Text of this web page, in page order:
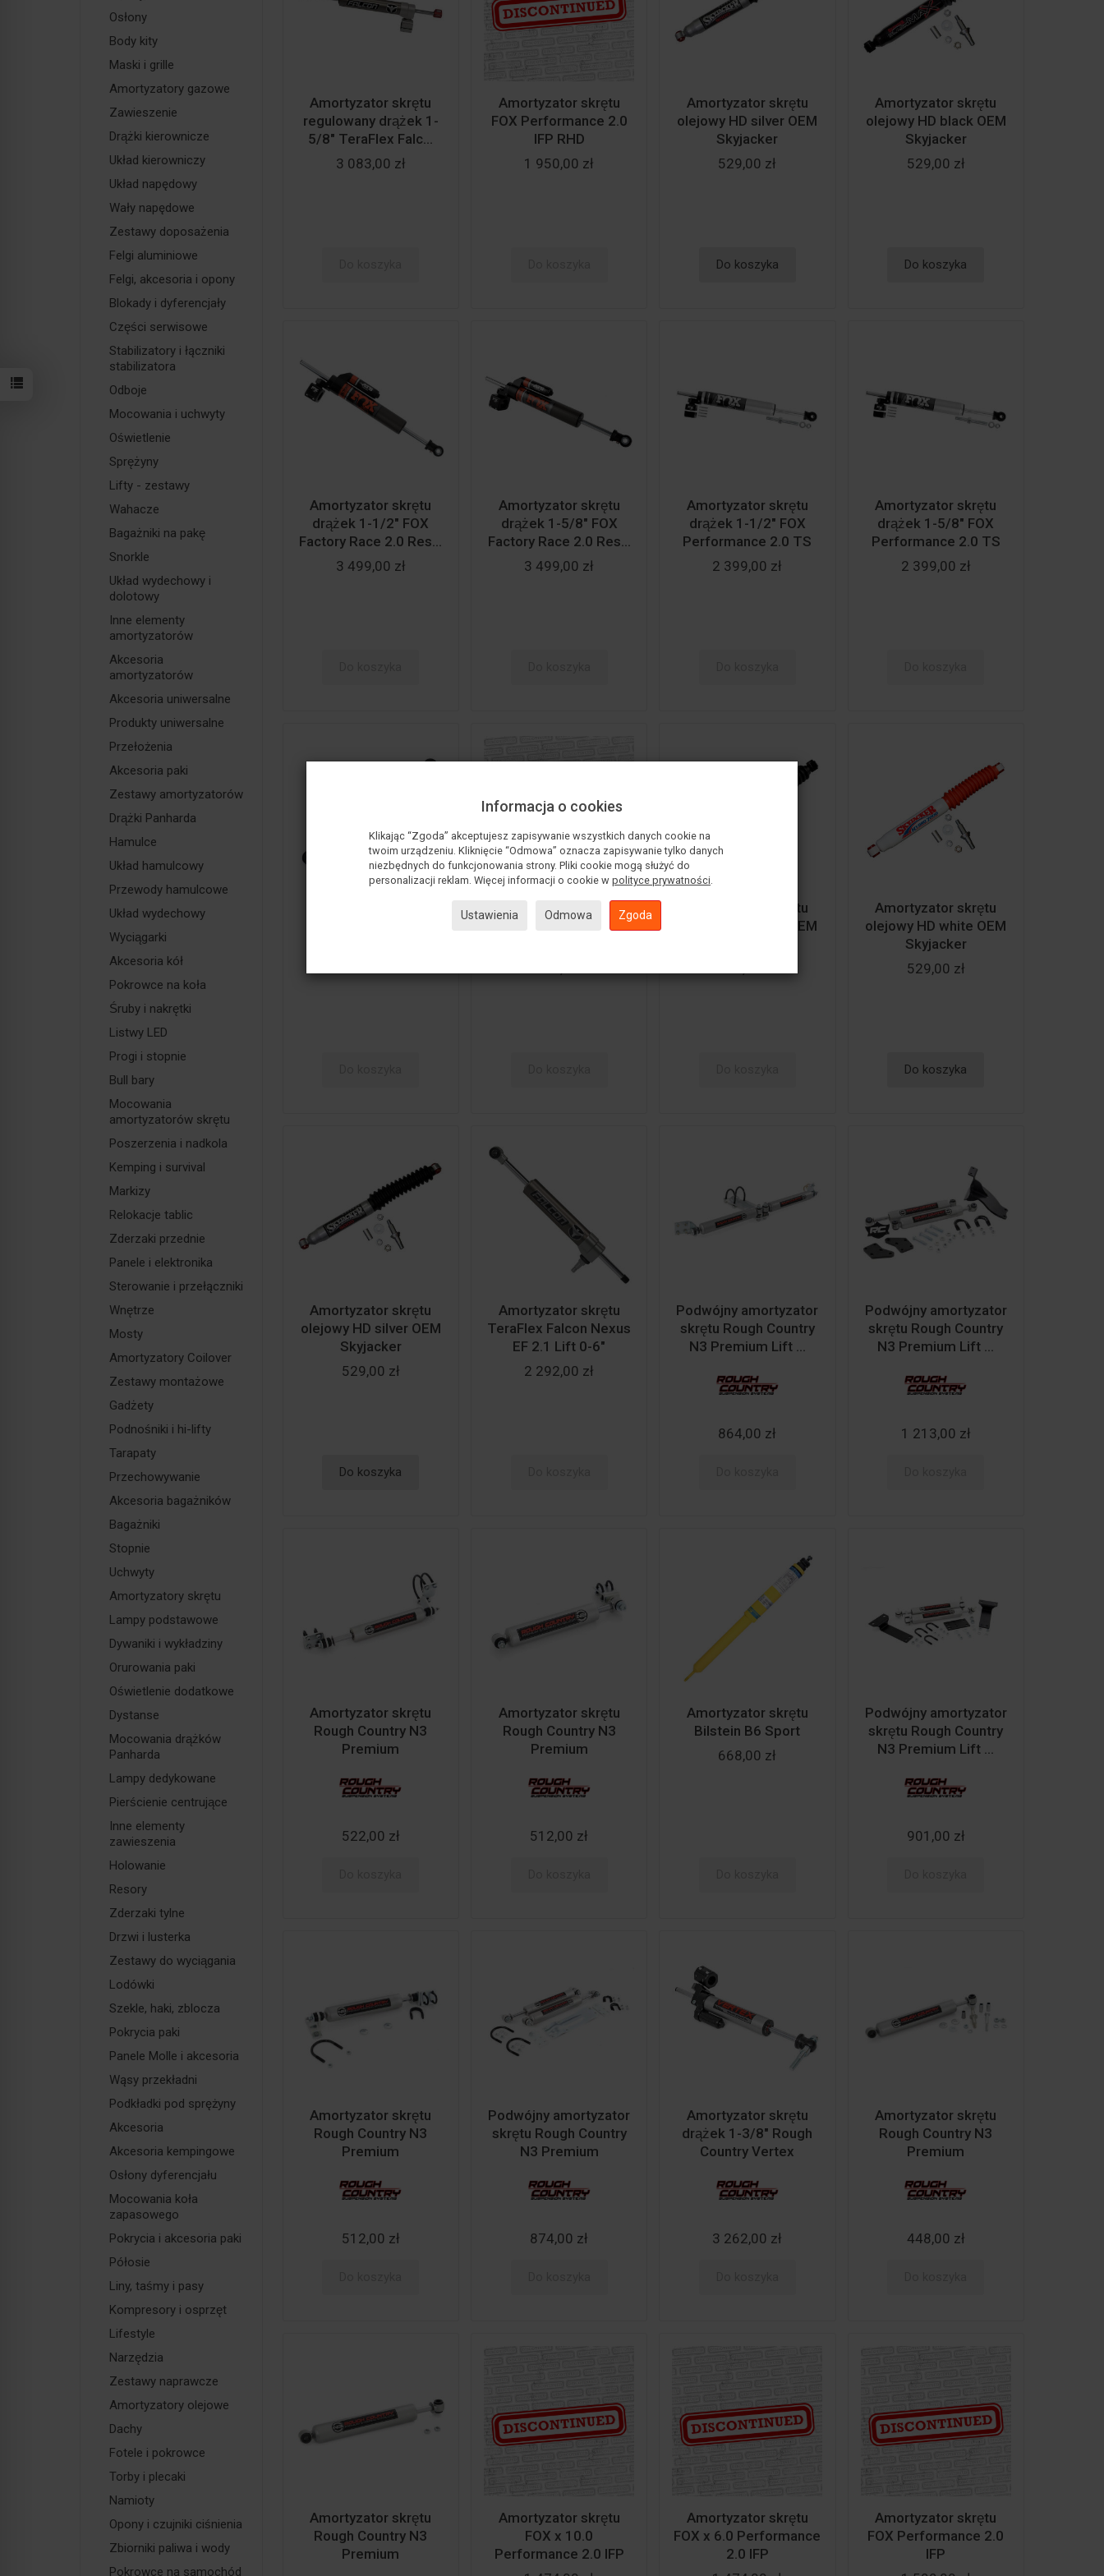
Amortyzator skrętu
regulowany drążek 1-
5/8" TeraFlex Falc...
3 083,00 zł
Amortyzator skrętu
FOX Performance 2.0
IFP RHD
1 950,00 zł
Amortyzator skrętu
olejowy HD silver OEM
Skyjacker
529,00 zł
Do koszyka
Amortyzator skrętu
olejowy HD black OEM
Skyjacker
529,00 zł
Do koszyka
Amortyzator skrętu
drążek 1-1/2" FOX
Factory Race 2.0 Res...
3 499,00 zł
Amortyzator skrętu
drążek 1-5/8" FOX
Factory Race 2.0 Res...
3 499,00 zł
Amortyzator skrętu
drążek 1-1/2" FOX
Performance 2.0 TS
2 399,00 zł
Amortyzator skrętu
drążek 1-5/8" FOX
Performance 2.0 TS
2 399,00 zł
Podwójny amortyzator
skrętu Pro Comp
Amortyzator skrętu
olejowy HD black OEM
Amortyzator skrętu
olejowy HD white OEM
Skyjacker
529,00 zł
Do koszyka
Amortyzator skrętu
olejowy HD silver OEM
Skyjacker
529,00 zł
Do koszyka
Amortyzator skrętu
TeraFlex Falcon Nexus
EF 2.1 Lift 0-6"
2 292,00 zł
Podwójny amortyzator
skrętu Rough Country
N3 Premium Lift ...
864,00 zł
Podwójny amortyzator
skrętu Rough Country
N3 Premium Lift ...
1 213,00 zł
Amortyzator skrętu
Rough Country N3
Premium
522,00 zł
Amortyzator skrętu
Rough Country N3
Premium
512,00 zł
Amortyzator skrętu
Bilstein B6 Sport
668,00 zł
Podwójny amortyzator
skrętu Rough Country
N3 Premium Lift ...
901,00 zł
Amortyzator skrętu
Rough Country N3
Premium
512,00 zł
Podwójny amortyzator
skrętu Rough Country
N3 Premium
874,00 zł
Amortyzator skrętu
drążek 1-3/8" Rough
Country Vertex
3 262,00 zł
Amortyzator skrętu
Rough Country N3
Premium
448,00 zł
Amortyzator skrętu
Rough Country N3
Premium
Amortyzator skrętu
FOX x 10.0
Performance 2.0 IFP
Amortyzator skrętu
FOX x 6.0 Performance
2.0 IFP
Amortyzator skrętu
FOX Performance 2.0
IFP
Osłony
Body kity
Maski i grille
Amortyzatory gazowe
Zawieszenie
Drążki kierownicze
Układ kierowniczy
Układ napędowy
Wały napędowe
Zestawy doposażenia
Felgi aluminiowe
Felgi, akcesoria i opony
Blokady i dyferencjały
Części serwisowe
Stabilizatory i łączniki
stabilizatora
Odboje
Mocowania i uchwyty
Oświetlenie
Sprężyny
Lifty - zestawy
Wahacze
Bagażniki na pakę
Snorkle
Układ wydechowy i
dolotowy
Inne elementy
amortyzatorów
Akcesoria
amortyzatorów
Akcesoria uniwersalne
Produkty uniwersalne
Przełożenia
Akcesoria paki
Zestawy amortyzatorów
Drążki Panharda
Hamulce
Układ hamulcowy
Przewody hamulcowe
Układ wydechowy
Wyciągarki
Akcesoria kół
Pokrowce na koła
Śruby i nakrętki
Listwy LED
Progi i stopnie
Bull bary
Mocowania
amortyzatorów skrętu
Poszerzenia i nadkola
Kemping i survival
Markizy
Relokacje tablic
Zderzaki przednie
Panele i elektronika
Sterowanie i przełączniki
Wnętrze
Mosty
Amortyzatory Coilover
Zestawy montażowe
Gadżety
Podnośniki i hi-lifty
Tarapaty
Przechowywanie
Akcesoria bagażników
Bagażniki
Stopnie
Uchwyty
Amortyzatory skrętu
Lampy podstawowe
Dywaniki i wykładziny
Orurowania paki
Oświetlenie dodatkowe
Dystanse
Mocowania drążków
Panharda
Lampy dedykowane
Pierścienie centrujące
Inne elementy
zawieszenia
Holowanie
Resory
Zderzaki tylne
Drzwi i lusterka
Zestawy do wyciągania
Lodówki
Szekle, haki, zblocza
Pokrycia paki
Panele Molle i akcesoria
Wąsy przekładni
Podkładki pod sprężyny
Akcesoria
Akcesoria kempingowe
Osłony dyferencjału
Mocowania koła
zapasowego
Pokrycia i akcesoria paki
Półosie
Liny, taśmy i pasy
Kompresory i osprzęt
Lifestyle
Narzędzia
Zestawy naprawcze
Amortyzatory olejowe
Dachy
Fotele i pokrowce
Torby i plecaki
Namioty
Opony i czujniki ciśnienia
Zbiorniki paliwa i wody
Pokrowce na samochód
Informacja o cookies
Klikając “Zgoda” akceptujesz zapisywanie wszystkich danych cookie na
twoim urządzeniu. Kliknięcie “Odmowa” oznacza zapisywanie tylko danych
niezbędnych do funkcjonowania strony. Pliki cookie mogą służyć do
personalizacji reklam. Więcej informacji o cookie w polityce prywatności.
Ustawienia Odmowa Zgoda